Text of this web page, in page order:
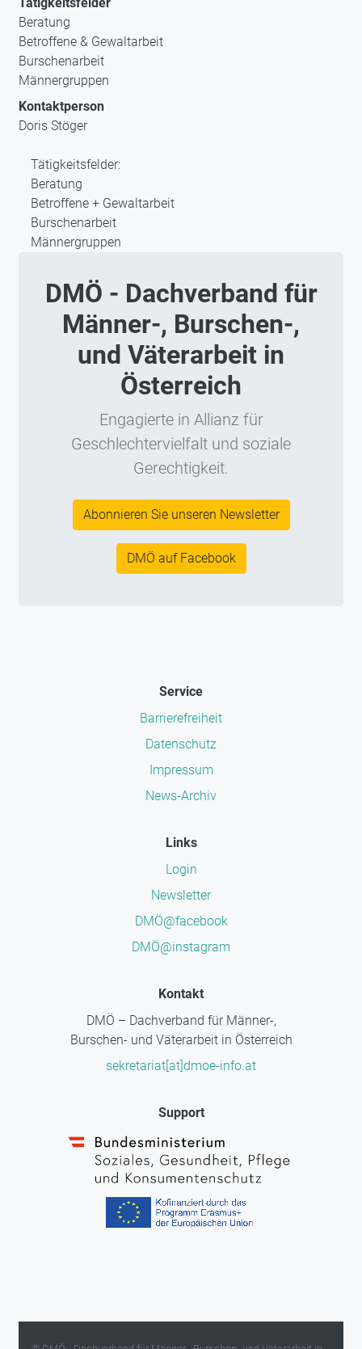
Beratung
Betroffene & Gewaltarbeit
Burschenarbeit
Männergruppen
Kontaktperson
Doris Stöger
Tätigkeitsfelder:
Beratung
Betroffene + Gewaltarbeit
Burschenarbeit
Männergruppen
DMÖ - Dachverband für
Männer-, Burschen-,
und Väterarbeit in
Österreich
Engagierte in Allianz für
Geschlechtervielfalt und soziale
Gerechtigkeit.
Abonnieren Sie unseren Newsletter
DMÖ auf Facebook
Service
Barrierefreiheit
Datenschutz
Impressum
News-Archiv
Links
Login
Newsletter
DMÖ@facebook
DMÖ@instagram
Kontakt
DMÖ – Dachverband für Männer-,
Burschen- und Väterarbeit in Österreich
sekretariat[at]dmoe-info.at
Support